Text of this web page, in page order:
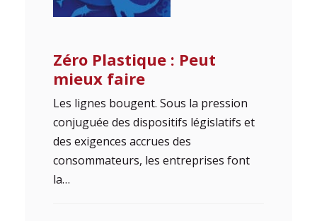
Zéro Plastique : Peut
mieux faire
Les lignes bougent. Sous la pression
conjuguée des dispositifs législatifs et
des exigences accrues des
consommateurs, les entreprises font
la…